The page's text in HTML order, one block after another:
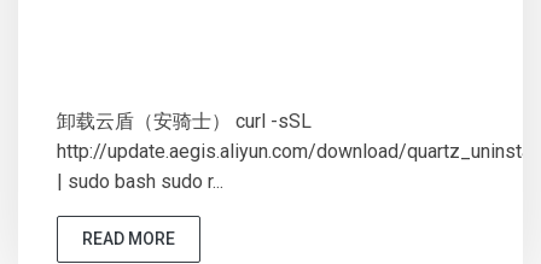
卸载云盾（安骑士） curl -sSL
http://update.aegis.aliyun.com/download/
| sudo bash sudo r...
READ MORE